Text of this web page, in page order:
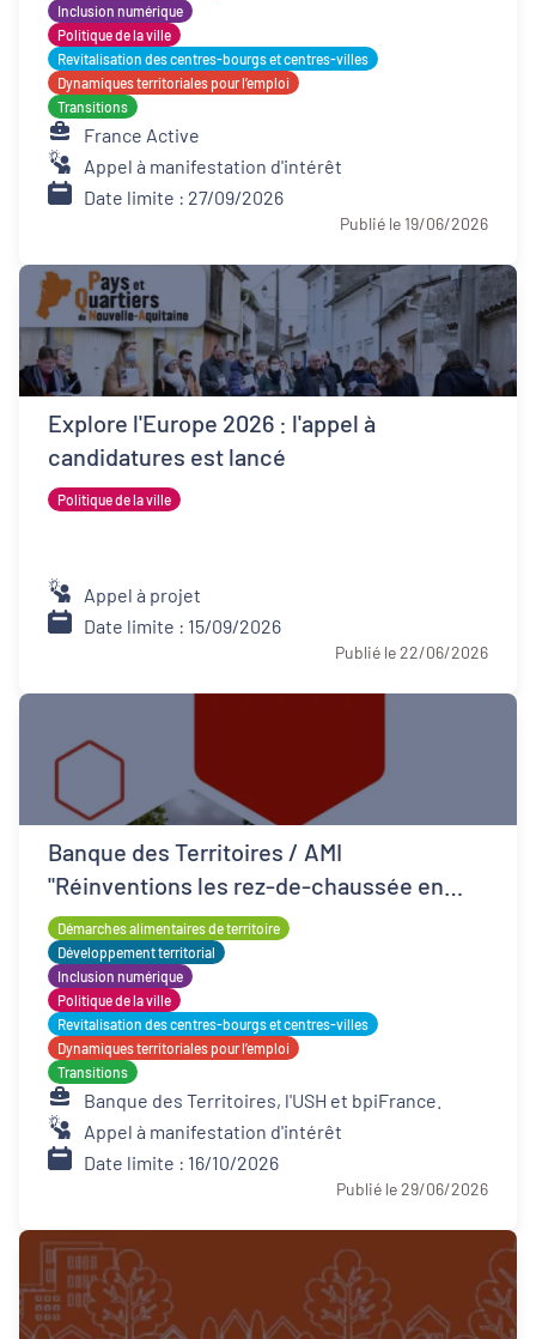
Inclusion numérique
Politique de la ville
Revitalisation des centres-bourgs et centres-villes
Dynamiques territoriales pour l’emploi
Transitions
France Active
Appel à manifestation d'intérêt
Date limite : 27/09/2026
Publié le 19/06/2026
Explore l'Europe 2026 : l'appel à
candidatures est lancé
Politique de la ville
Appel à projet
Date limite : 15/09/2026
Publié le 22/06/2026
Banque des Territoires / AMI
"Réinventions les rez-de-chaussée en
QPV"
Démarches alimentaires de territoire
Développement territorial
Inclusion numérique
Politique de la ville
Revitalisation des centres-bourgs et centres-villes
Dynamiques territoriales pour l’emploi
Transitions
Banque des Territoires, l'USH et bpiFrance.
Appel à manifestation d'intérêt
Date limite : 16/10/2026
Publié le 29/06/2026